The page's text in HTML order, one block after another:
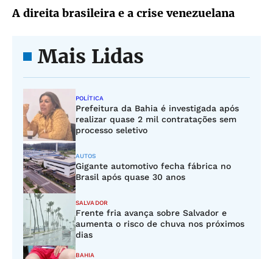
A direita brasileira e a crise venezuelana
Mais Lidas
POLÍTICA
Prefeitura da Bahia é investigada após
realizar quase 2 mil contratações sem
processo seletivo
AUTOS
Gigante automotivo fecha fábrica no
Brasil após quase 30 anos
SALVADOR
Frente fria avança sobre Salvador e
aumenta o risco de chuva nos próximos
dias
BAHIA